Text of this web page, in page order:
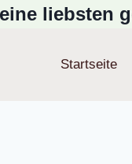
liebsten
Startseite